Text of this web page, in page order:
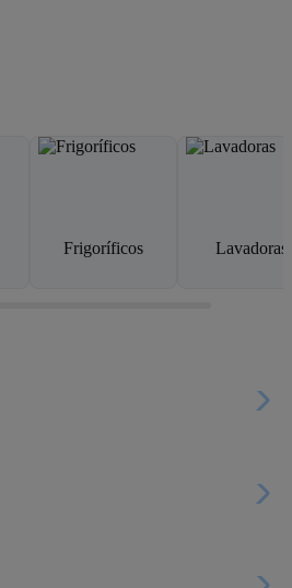
Frigoríficos Lavadoras